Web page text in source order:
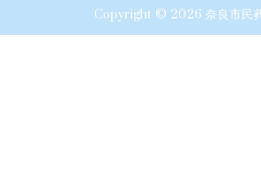
Copyright © 2026 奈良市民